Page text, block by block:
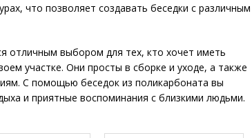
что позволяет создавать беседки с различным
отличным выбором для тех, кто хочет иметь
участке. Они просты в сборке и уходе, а также
С помощью беседок из поликарбоната вы
и приятные воспоминания с близкими людьми.